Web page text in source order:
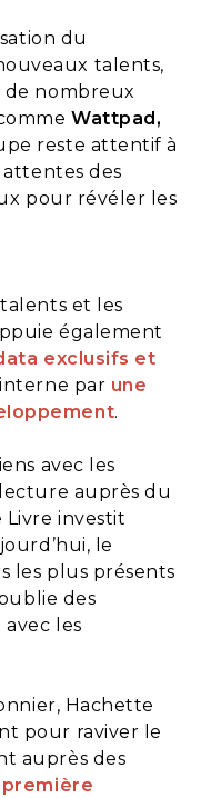
du
talents,
de nombreux
Wattpad,
reste attentif à
attentes des
pour révéler les
et les
également
exclusifs et
par une
.
avec les
auprès du
investit
le
les plus présents
des
avec les
Hachette
pour raviver le
auprès des
première